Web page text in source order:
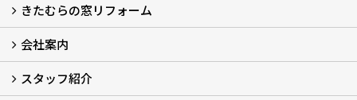
玄関ドアリフォームについて
リシェントについて (23)
・玄関ドアバリエーション (52)
・玄関引戸バリエーション (44)
・勝手口ドアバリエーション (11)
安心の自社施工
無料点検
保証について
価格について
概算見積について (2)
きたむらの窓リフォーム
窓リフォームについて (5)
・内窓設置-LIXILインプラス
・内窓設置-AGCまどまど
・窓交換
・エコガラス交換
・防犯・防災ガラス交換
会社案内
会社概要 (2)
ブログ
アクセス
施工エリア
施工までの流れ
SNSインフォメーション
チャット機能
オンライン打合わせ
補助金について (2)
スタッフ紹介